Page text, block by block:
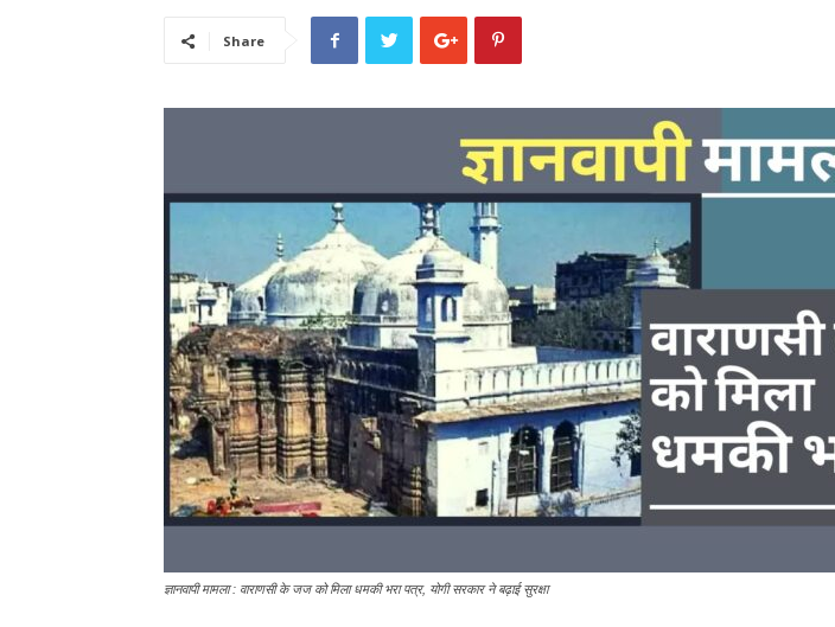
Share
ज्ञानवापी मामला : वाराणसी के जज को मिला धमकी भरा पत्र, योगी सरकार ने बढ़ाई सुरक्षा